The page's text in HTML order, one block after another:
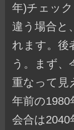
年)チェッ
違う場合と
れます。後
う。まず、
重なって見
年前の
会合は